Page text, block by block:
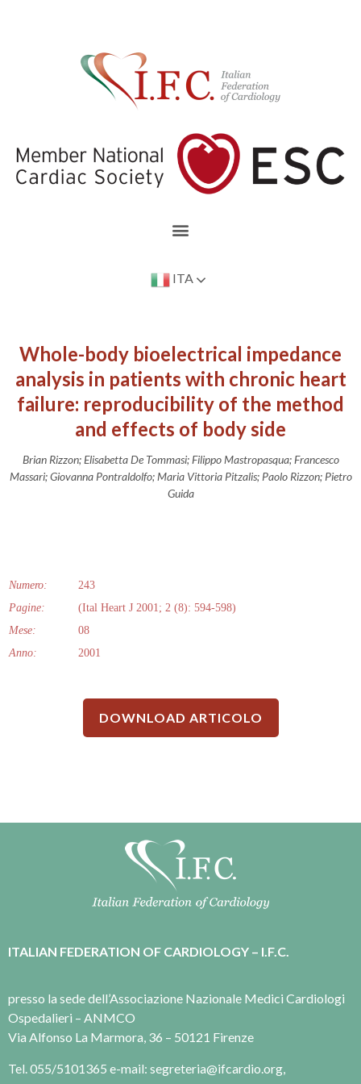
ITA
Whole-body bioelectrical impedance
analysis in patients with chronic heart
failure: reproducibility of the method
and effects of body side
Brian Rizzon; Elisabetta De Tommasi; Filippo Mastropasqua; Francesco
Massari; Giovanna Pontraldolfo; Maria Vittoria Pitzalis; Paolo Rizzon; Pietro
Guida
Numero:
243
Pagine:
(Ital Heart J 2001; 2 (8): 594-598)
Mese:
08
Anno:
2001
DOWNLOAD ARTICOLO
ITALIAN FEDERATION OF CARDIOLOGY – I.F.C.
presso la sede dell’Associazione Nazionale Medici Cardiologi
Ospedalieri – ANMCO
Via Alfonso La Marmora, 36 – 50121 Firenze
Tel. 055/5101365 e-mail: segreteria@ifcardio.org,